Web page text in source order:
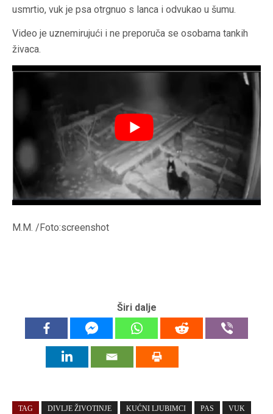
usmrtio, vuk je psa otrgnuo s lanca i odvukao u šumu.
Video je uznemirujući i ne preporuča se osobama tankih
živaca.
M.M. /Foto:screenshot
Širi dalje
TAG DIVLJE ŽIVOTINJE KUĆNI LJUBIMCI PAS VUK